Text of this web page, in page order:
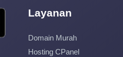
Layanan
Domain Murah
Hosting CPanel